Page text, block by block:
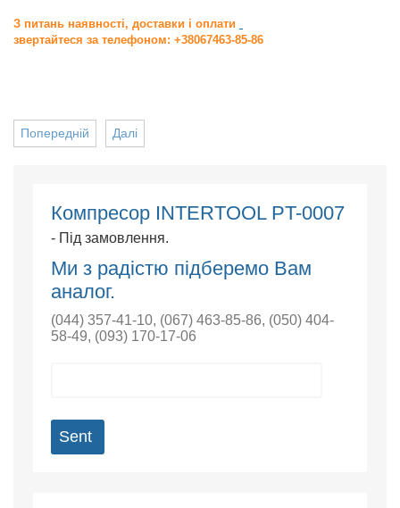
З питань наявності, доставки і оплати
звертайтеся за телефоном: +38067463-85-86
Далі
Попередній
Компресор INTERTOOL PT-0007
- Під замовлення.
Ми з радістю підберемо Вам
аналог.
(044) 357-41-10, (067) 463-85-86, (050) 404-
58-49, (093) 170-17-06
Sent